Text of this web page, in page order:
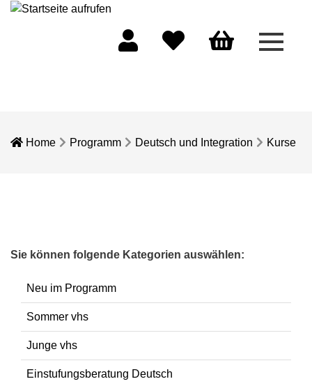
Menü
Home Programm Deutsch und Integration Kurse
Sie können folgende Kategorien auswählen:
Neu im Programm
Sommer vhs
Junge vhs
Einstufungsberatung Deutsch